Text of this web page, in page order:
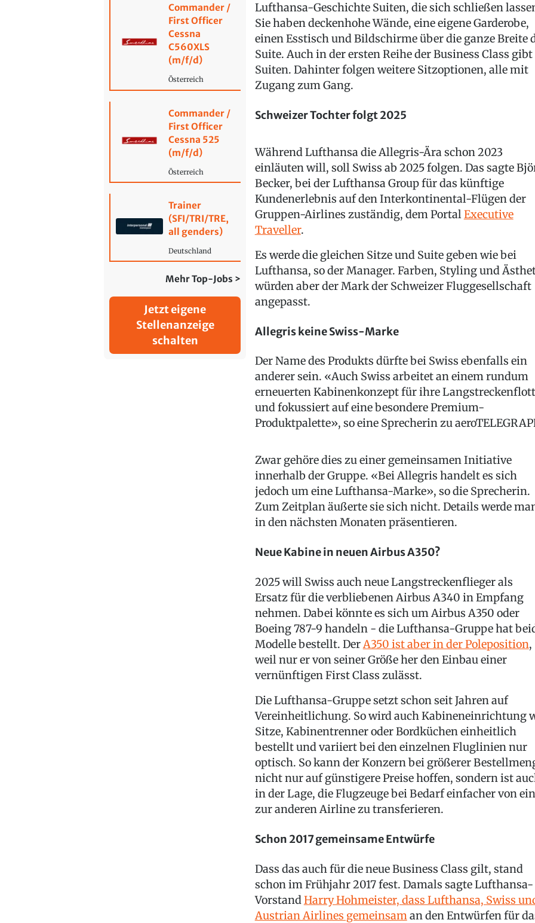
Commander /
First Officer
Cessna
C560XLS
(m/f/d)
Österreich
Commander /
First Officer
Cessna 525
(m/f/d)
Österreich
Trainer
(SFI/TRI/TRE,
all genders)
Deutschland
Mehr Top-Jobs >
Jetzt eigene
Stellenanzeige
schalten
Lufthansa-Geschichte Suiten, die sich schließen
Sie haben deckenhohe Wände, eine eigene Garderobe,
einen Esstisch und Bildschirme über die ganze Breite
Suite. Auch in der ersten Reihe der Business Class gibt
Suiten. Dahinter folgen weitere Sitzoptionen, alle mit
Zugang zum Gang.
Schweizer Tochter folgt 2025
Während Lufthansa die Allegris-Ära schon 2023
einläuten will, soll Swiss ab 2025 folgen. Das sagte
Becker, bei der Lufthansa Group für das künftige
Kundenerlebnis auf den Interkontinental-Flügen der
Gruppen-Airlines zuständig, dem PortalExecutive
Traveller.
Es werde die gleichen Sitze und Suite geben wie bei
Lufthansa, so der Manager. Farben, Styling und
würden aber der Mark der Schweizer Fluggesellschaft
angepasst.
Allegris keine Swiss-Marke
Der Name des Produkts dürfte bei Swiss ebenfalls ein
anderer sein. «Auch Swiss arbeitet an einem rundum
erneuerten Kabinenkonzept für ihre
und fokussiert auf eine besondere Premium-
Produktpalette», so eine Sprecherin zu
Zwar gehöre dies zu einer gemeinsamen Initiative
innerhalb der Gruppe. «Bei Allegris handelt es sich
jedoch um eine Lufthansa-Marke», so die Sprecherin.
Zum Zeitplan äußerte sie sich nicht. Details werde
in den nächsten Monaten präsentieren.
Neue Kabine in neuen Airbus A350?
2025 will Swiss auch neue Langstreckenflieger als
Ersatz für die verbliebenen Airbus A340 in Empfang
nehmen. Dabei könnte es sich um Airbus A350 oder
Boeing 787-9 handeln - die Lufthansa-Gruppe hat
Modelle bestellt. DerA350 ist aber in der Poleposition,
weil nur er von seiner Größe her den Einbau einer
vernünftigen First Class zulässt.
Die Lufthansa-Gruppe setzt schon seit Jahren auf
Vereinheitlichung. So wird auch Kabineneinrichtung
Sitze, Kabinentrenner oder Bordküchen einheitlich
bestellt und variiert bei den einzelnen Fluglinien nur
optisch. So kann der Konzern bei größerer
nicht nur auf günstigere Preise hoffen, sondern ist
in der Lage, die Flugzeuge bei Bedarf einfacher von
zur anderen Airline zu transferieren.
Schon 2017 gemeinsame Entwürfe
Dass das auch für die neue Business Class gilt, stand
schon im Frühjahr 2017 fest. Damals sagte Lufthansa-
VorstandHarry Hohmeister, dass Lufthansa, Swiss
Austrian Airlines gemeinsaman den Entwürfen für